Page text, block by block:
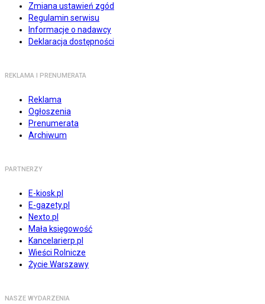
Zmiana ustawień zgód
Regulamin serwisu
Informacje o nadawcy
Deklaracja dostępności
REKLAMA I PRENUMERATA
Reklama
Ogłoszenia
Prenumerata
Archiwum
PARTNERZY
E-kiosk.pl
E-gazety.pl
Nexto.pl
Mała księgowość
Kancelarierp.pl
Wieści Rolnicze
Życie Warszawy
NASZE WYDARZENIA